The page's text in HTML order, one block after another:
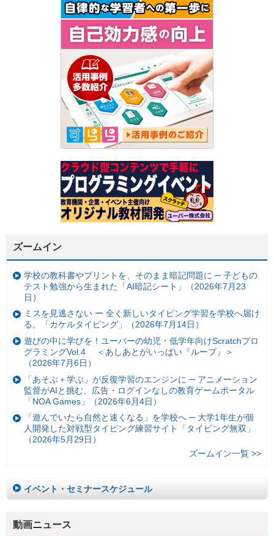
ズームイン
学校の教科書やプリントを、そのまま暗記問題に ─ 子どもの
テスト勉強から生まれた「AI暗記シート」（2026年7月23
日）
ミスを見逃さない ー 全く新しいタイピング学習を学校へ届け
る。「カケルタイピング」（2026年7月14日）
遊びの中に学びを！ユーバーの幼児・低学年向けScratchプロ
グラミングVol.4 ＜あしあとがいっぱい『ループ』＞
（2026年7月6日）
「あそぶ＋学ぶ」が反復学習のエンジンに ─ アニメーション
監督がAIと挑む、広告・ログインなしの教育ゲームポータル
「NOA Games」（2026年6月4日）
「遊んでいたら自然と速くなる」を学校へ ─ 大学1年生が個
人開発した対戦型タイピング練習サイト「タイピング無双」
（2026年5月29日）
ズームイン一覧 >>
イベント・セミナースケジュール
動画ニュース